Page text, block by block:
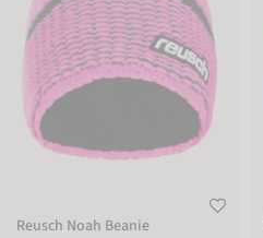
Reusch Noah Beanie